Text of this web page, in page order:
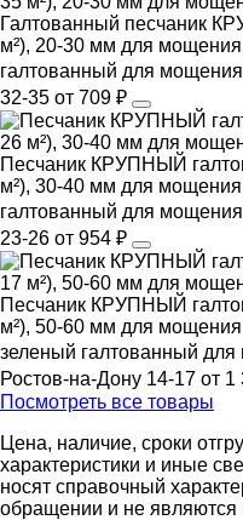
Галтованный песчаник
м²), 20-30 мм для
галтованный для мощения
32-35 от 709 ₽
Песчаник КРУПНЫЙ
м²), 30-40 мм для
галтованный для мощения
23-26 от 954 ₽
Песчаник КРУПНЫЙ
м²), 50-60 мм для мощения
зеленый галтованный для
Ростов-на-Дону 14-17 от 1
Посмотреть все товары
Цена, наличие, сроки
характеристики и иные
носят справочный
обращении и не являются